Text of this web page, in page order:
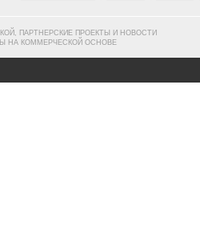
ПАРТНЕРСКИЕ ПРОЕКТЫ И НОВОСТИ
НА КОММЕРЧЕСКОЙ ОСНОВЕ